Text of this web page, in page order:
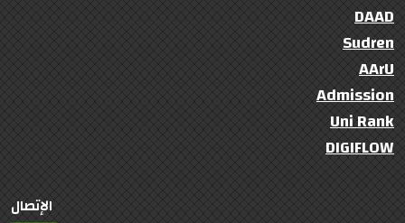
DAAD
Sudren
AArU
Admission
Uni Rank
DIGIFLOW
الإتصال